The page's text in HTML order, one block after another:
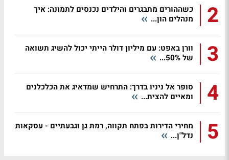
2
כשההורים מתבגרים והילדים נכנסים לתמונה: איך
מנהלים הון...
3
וורן באפט: עם מיליון דולר הייתי יכול להשיג תשואה
של 50%...
4
סופר אל ניניו בדרך: התרחיש שמדאיג את הכלכלנים
ומאיים להצית...
5
מחירי הדירות בפתח תקווה, רמת גן וגבעתיים - עסקאות
נדל"ן...